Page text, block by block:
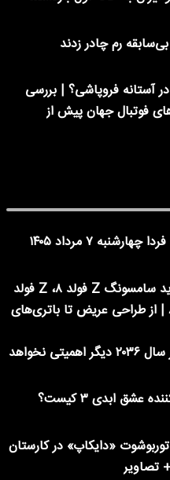
رم چادر زدند
در آستانه فروپاشی؟ | بررسی
فوتبال جهان پیش از
فوری | ادارات تهران فردا چهارشنبه ۷ مرداد ۱۴۰۵
معرفی سه مدل جدید سامسونگ Z فولد ۸، Z فولد
۸ اولترا و Z فلیپ ۸ | از طراحی عریض تا باتری‌های
ایلان ماسک: پول در سال ۲۰۳۶ دیگر اهمیتی نخواهد
عشق ابدی ۳ کیست؟
«دایکاپ» در کارستان
تصاویر